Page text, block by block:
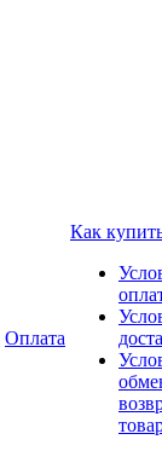
Оплата
Как